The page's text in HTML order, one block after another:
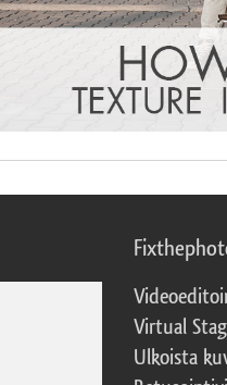
Virtual
Ulkoista